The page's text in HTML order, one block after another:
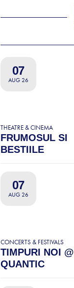
07
AUG 26
THEATRE & CINEMA
FRUMOSUL SI
BESTIILE
07
AUG 26
CONCERTS & FESTIVALS
TIMPURI NOI @
QUANTIC